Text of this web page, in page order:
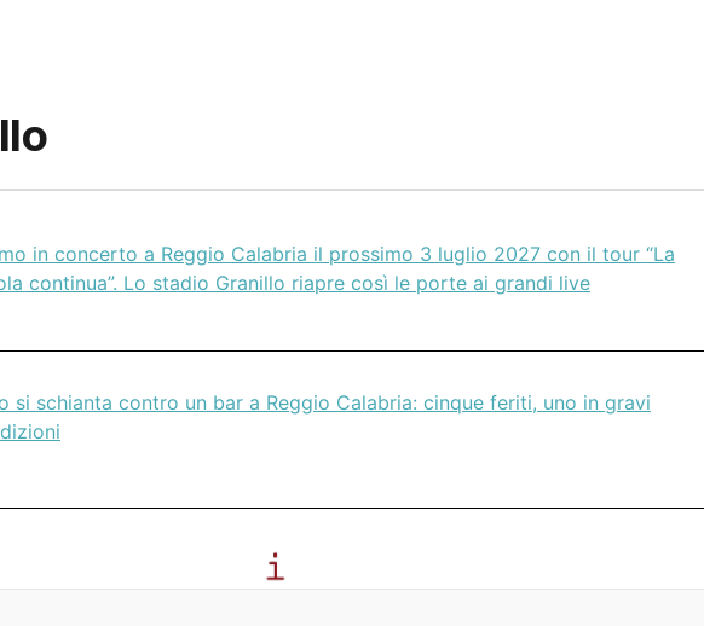
in concerto a Reggio Calabria il prossimo 3 luglio 2027 con il tour “La
continua”. Lo stadio Granillo riapre così le porte ai grandi live
si schianta contro un bar a Reggio Calabria: cinque feriti, uno in gravi